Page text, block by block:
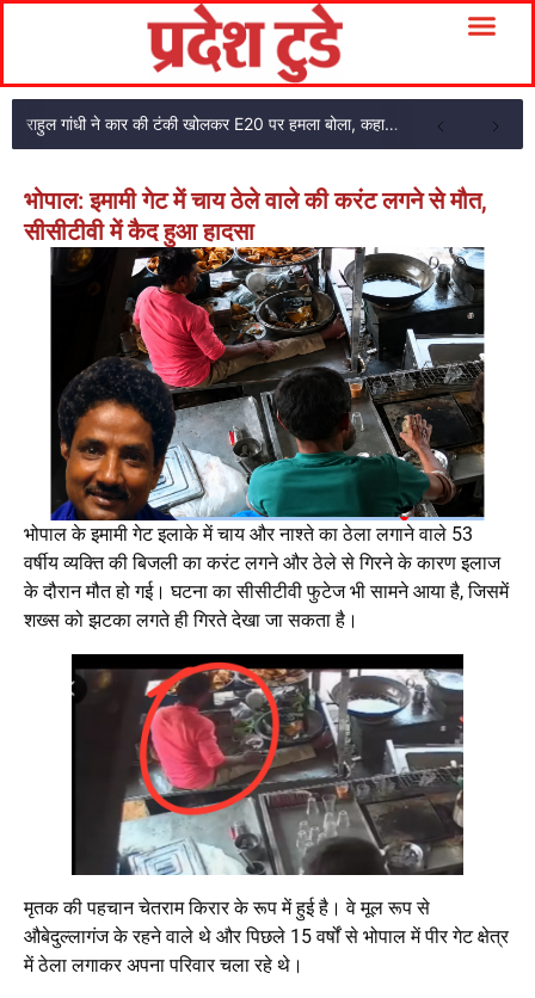
राहुल गांधी ने कार की टंकी खोलकर E20 पर हमला बोला, कहा- पूरी दाल ही काली है
भोपाल: इमामी गेट में चाय ठेले वाले की करंट लगने से मौत,
सीसीटीवी में कैद हुआ हादसा
भोपाल के इमामी गेट इलाके में चाय और नाश्ते का ठेला लगाने वाले 53
वर्षीय व्यक्ति की बिजली का करंट लगने और ठेले से गिरने के कारण इलाज
के दौरान मौत हो गई। घटना का सीसीटीवी फुटेज भी सामने आया है, जिसमें
शख्स को झटका लगते ही गिरते देखा जा सकता है।
मृतक की पहचान चेतराम किरार के रूप में हुई है। वे मूल रूप से
औबेदुल्लागंज के रहने वाले थे और पिछले 15 वर्षों से भोपाल में पीर गेट क्षेत्र
में ठेला लगाकर अपना परिवार चला रहे थे।